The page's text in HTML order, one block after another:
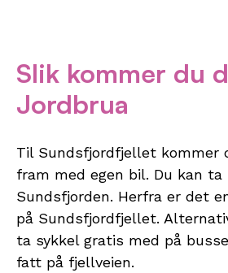
Slik kommer du
Jordbrua
Til Sundsfjordfjellet kommer
fram med egen bil. Du kan
Sundsfjorden. Herfra er det
på Sundsfjordfjellet.
ta sykkel gratis med på
fatt på fjellveien.